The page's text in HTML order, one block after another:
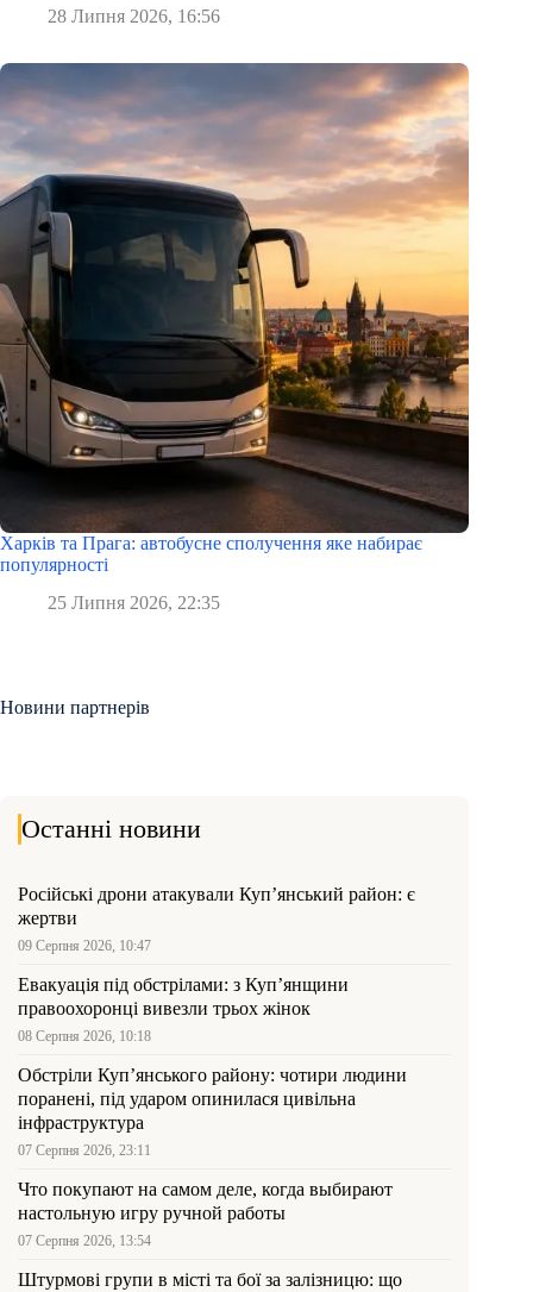
28 Липня 2026, 16:56
Харків та Прага: автобусне сполучення яке набирає
популярності
25 Липня 2026, 22:35
Новини партнерів
Останні новини
Російські дрони атакували Куп’янський район: є
жертви
09 Серпня 2026, 10:47
Евакуація під обстрілами: з Куп’янщини
правоохоронці вивезли трьох жінок
08 Серпня 2026, 10:18
Обстріли Куп’янського району: чотири людини
поранені, під ударом опинилася цивільна
інфраструктура
07 Серпня 2026, 23:11
Что покупают на самом деле, когда выбирают
настольную игру ручной работы
07 Серпня 2026, 13:54
Штурмові групи в місті та бої за залізницю: що